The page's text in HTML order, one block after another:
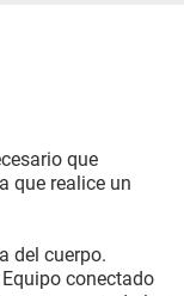
que
que realice un
del cuerpo.
conectado